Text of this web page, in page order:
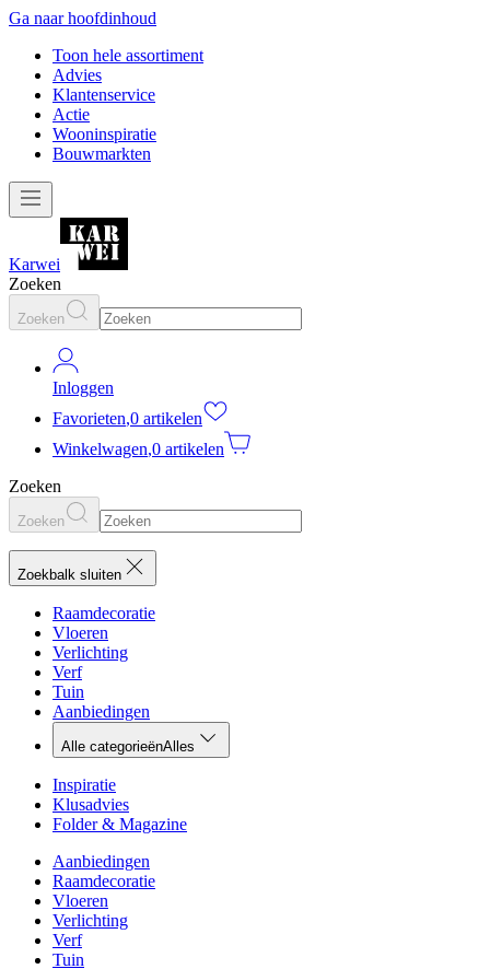
Ga naar hoofdinhoud
Toon hele assortiment
Advies
Klantenservice
Actie
Wooninspiratie
Bouwmarkten
Karwei
Zoeken
Zoeken
Inloggen
Favorieten,0 artikelen
Winkelwagen,0 artikelen
Zoeken
Zoeken
Zoekbalk sluiten
Raamdecoratie
Vloeren
Verlichting
Verf
Tuin
Aanbiedingen
Alle categorieënAlles
Inspiratie
Klusadvies
Folder & Magazine
Aanbiedingen
Raamdecoratie
Vloeren
Verlichting
Verf
Tuin